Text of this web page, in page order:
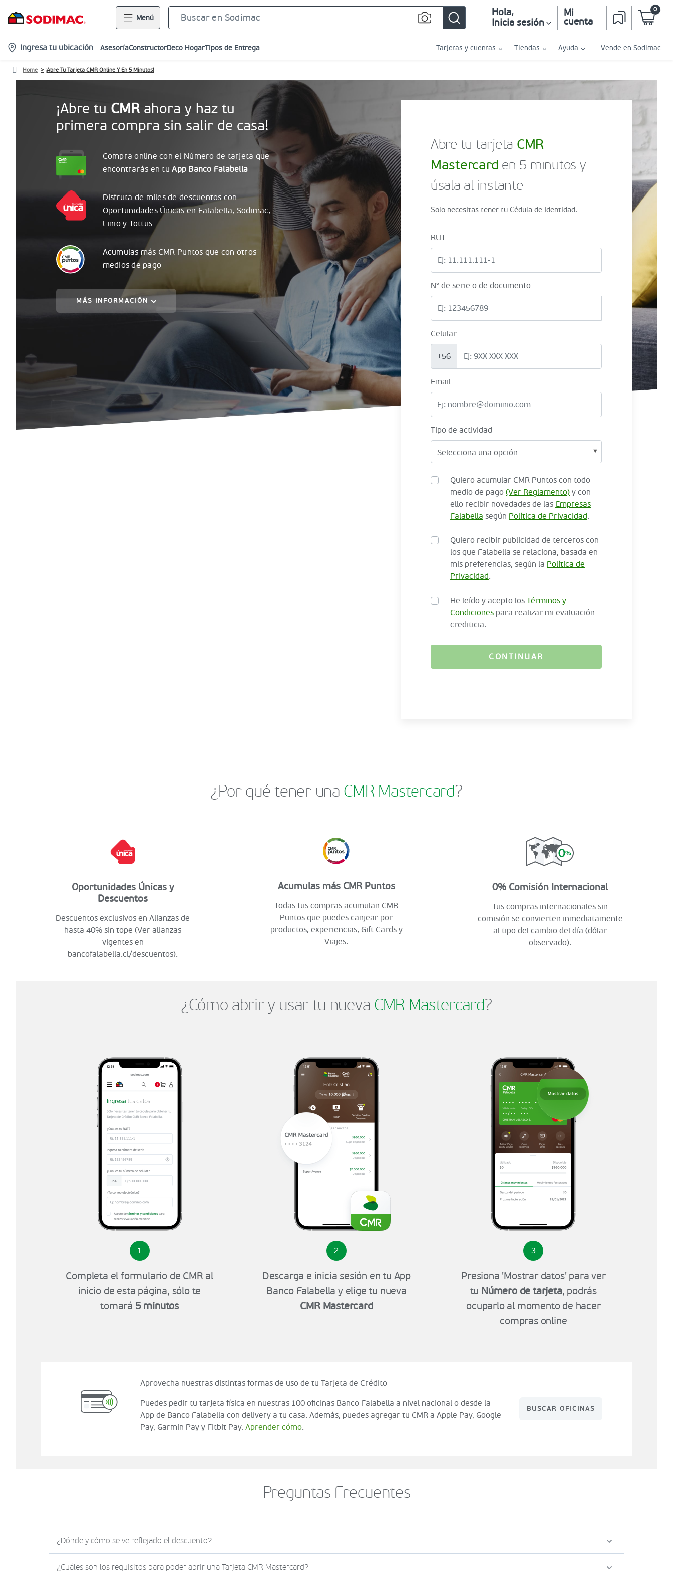
Menú Hola,
Inicia sesión
Mi
cuenta
0
location-
icon
Ingresa tu ubicación AsesoríaConstructorDeco HogarTipos de Entrega Tarjetas y cuentas Tiendas Ayuda Vende en Sodimac
Home ¡Abre Tu Tarjeta CMR Online Y En 5 Minutos!
¡Abre tu CMR ahora y haz tu
primera compra sin salir de casa!
Compra online con el Número de tarjeta que
encontrarás en tu App Banco Falabella
Disfruta de miles de descuentos con
OportunidadesÚnicasen Falabella, Sodimac,
Linio y Tottus
Acumulas más CMR Puntos que con otros
medios de pago
MÁS INFORMACIÓN
Abre tu tarjeta CMR
Mastercard en 5 minutos y
úsala al instante
Solo necesitas tener tu Cédula de Identidad.
RUT
N° de serie o de documento
Celular
+56
Email
Tipo de actividad
Quiero acumular CMR Puntos con todo
medio de pago (Ver Reglamento) y con
ello recibir novedades de las Empresas
Falabella según Política de Privacidad.
Quiero recibir publicidad de terceros con
los que Falabella se relaciona, basada en
mis preferencias, según la Política de
Privacidad.
He leído y acepto los Términos y
Condiciones para realizar mi evaluación
crediticia.
CONTINUAR
¿Por qué tener una CMR Mastercard?
Oportunidades Únicas y
Descuentos
Descuentos exclusivos en Alianzas de
hasta 40% sin tope (Ver alianzas
vigentes en
bancofalabella.cl/descuentos).
Acumulas más CMR Puntos
Todas tus compras acumulan CMR
Puntos que puedes canjear por
productos, experiencias, Gift Cards y
Viajes.
0% Comisión Internacional
Tus compras internacionales sin
comisión se convierten inmediatamente
al tipo del cambio del día (dólar
observado).
¿Cómo abrir y usar tu nueva CMR Mastercard?
1
Completa el formulario de CMR al
inicio de esta página, sólo te
tomará 5 minutos
2
Descarga e inicia sesión en tu App
Banco Falabella y elige tu nueva
CMR Mastercard
3
Presiona 'Mostrar datos' para ver
tu Número de tarjeta, podrás
ocuparlo al momento de hacer
compras online
Aprovecha nuestras distintas formas de uso de tu Tarjeta de Crédito
Puedes pedir tu tarjeta física en nuestras 100 oficinas Banco Falabella a nivel nacional o desde la
App de Banco Falabella con delivery a tu casa. Además, puedes agregar tu CMR a Apple Pay, Google
Pay, Garmin Pay y Fitbit Pay. Aprender cómo.
BUSCAR OFICINAS
Preguntas Frecuentes
¿Dónde y cómo se ve reflejado el descuento?
¿Cuáles son los requisitos para poder abrir una Tarjeta CMR Mastercard?